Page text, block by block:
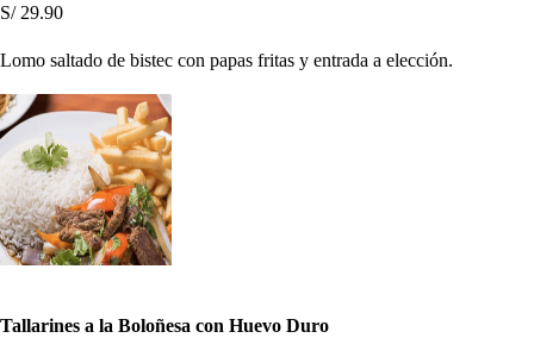
S/ 29.90
Lomo saltado de bistec con papas fritas y entrada a elección.
Tallarines a la Boloñesa con Huevo Duro